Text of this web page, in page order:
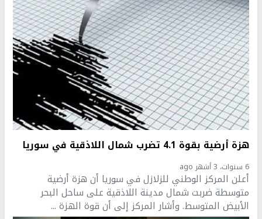
هزة أرضية بقوة 4.1 تضرب شمال اللاذقية في سوريا
6 سنوات، 3 أشهر ago
أعلن المركز الوطني للزلازل في سوريا أن هزة أرضية
متوسطة ضربت شمال مدينة اللاذقية على ساحل البحر
الأبيض المتوسط. وأشار المركز إلى أن قوة الهزة ...